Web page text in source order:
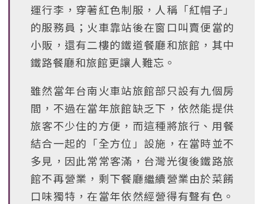
運行李，穿著紅色制服，人稱「紅帽子」
的服務員；火車靠站後在窗口叫賣便當的
小販，還有二樓的鐵道餐廳和旅館，其中
鐵路餐廳和旅館更讓人難忘。
雖然當年台南火車站旅館部只設有九個房
間，不過在當年旅館缺乏下，依然能提供
旅客不少住的方便，而這種將旅行、用餐
結合一起的「全方位」設施，在當時並不
多見，因此常常客滿，台灣光復後鐵路旅
館不再營業，剩下餐廳繼續營業由於菜餚
口味獨特，在當年依然經營得有聲有色。